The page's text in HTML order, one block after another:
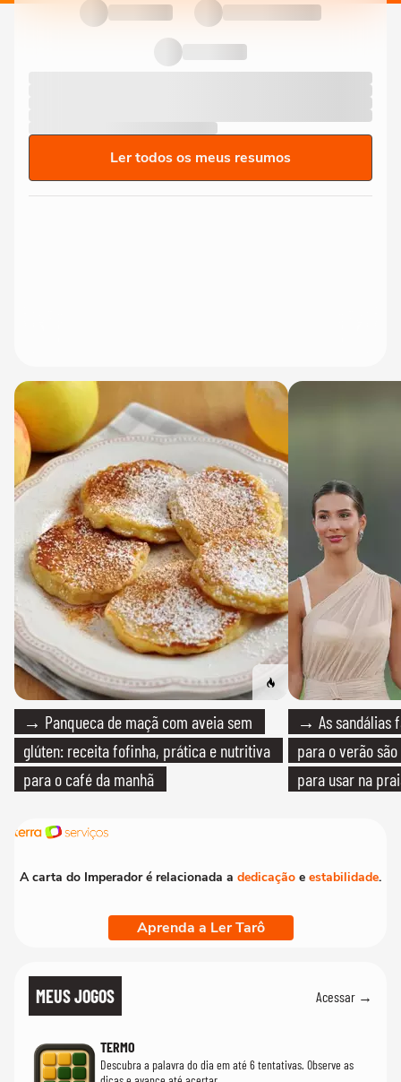
Ler todos os meus resumos
→ Panqueca de maçã com aveia sem
glúten: receita fofinha, prática e nutritiva
para o café da manhã
→ As sandálias
para o verão
para usar na
A carta do Imperador é relacionada a dedicação e estabilidade.
Aprenda a Ler Tarô
MEUS JOGOS Acessar →
TERMO
Descubra a palavra do dia em até 6 tentativas. Observe as